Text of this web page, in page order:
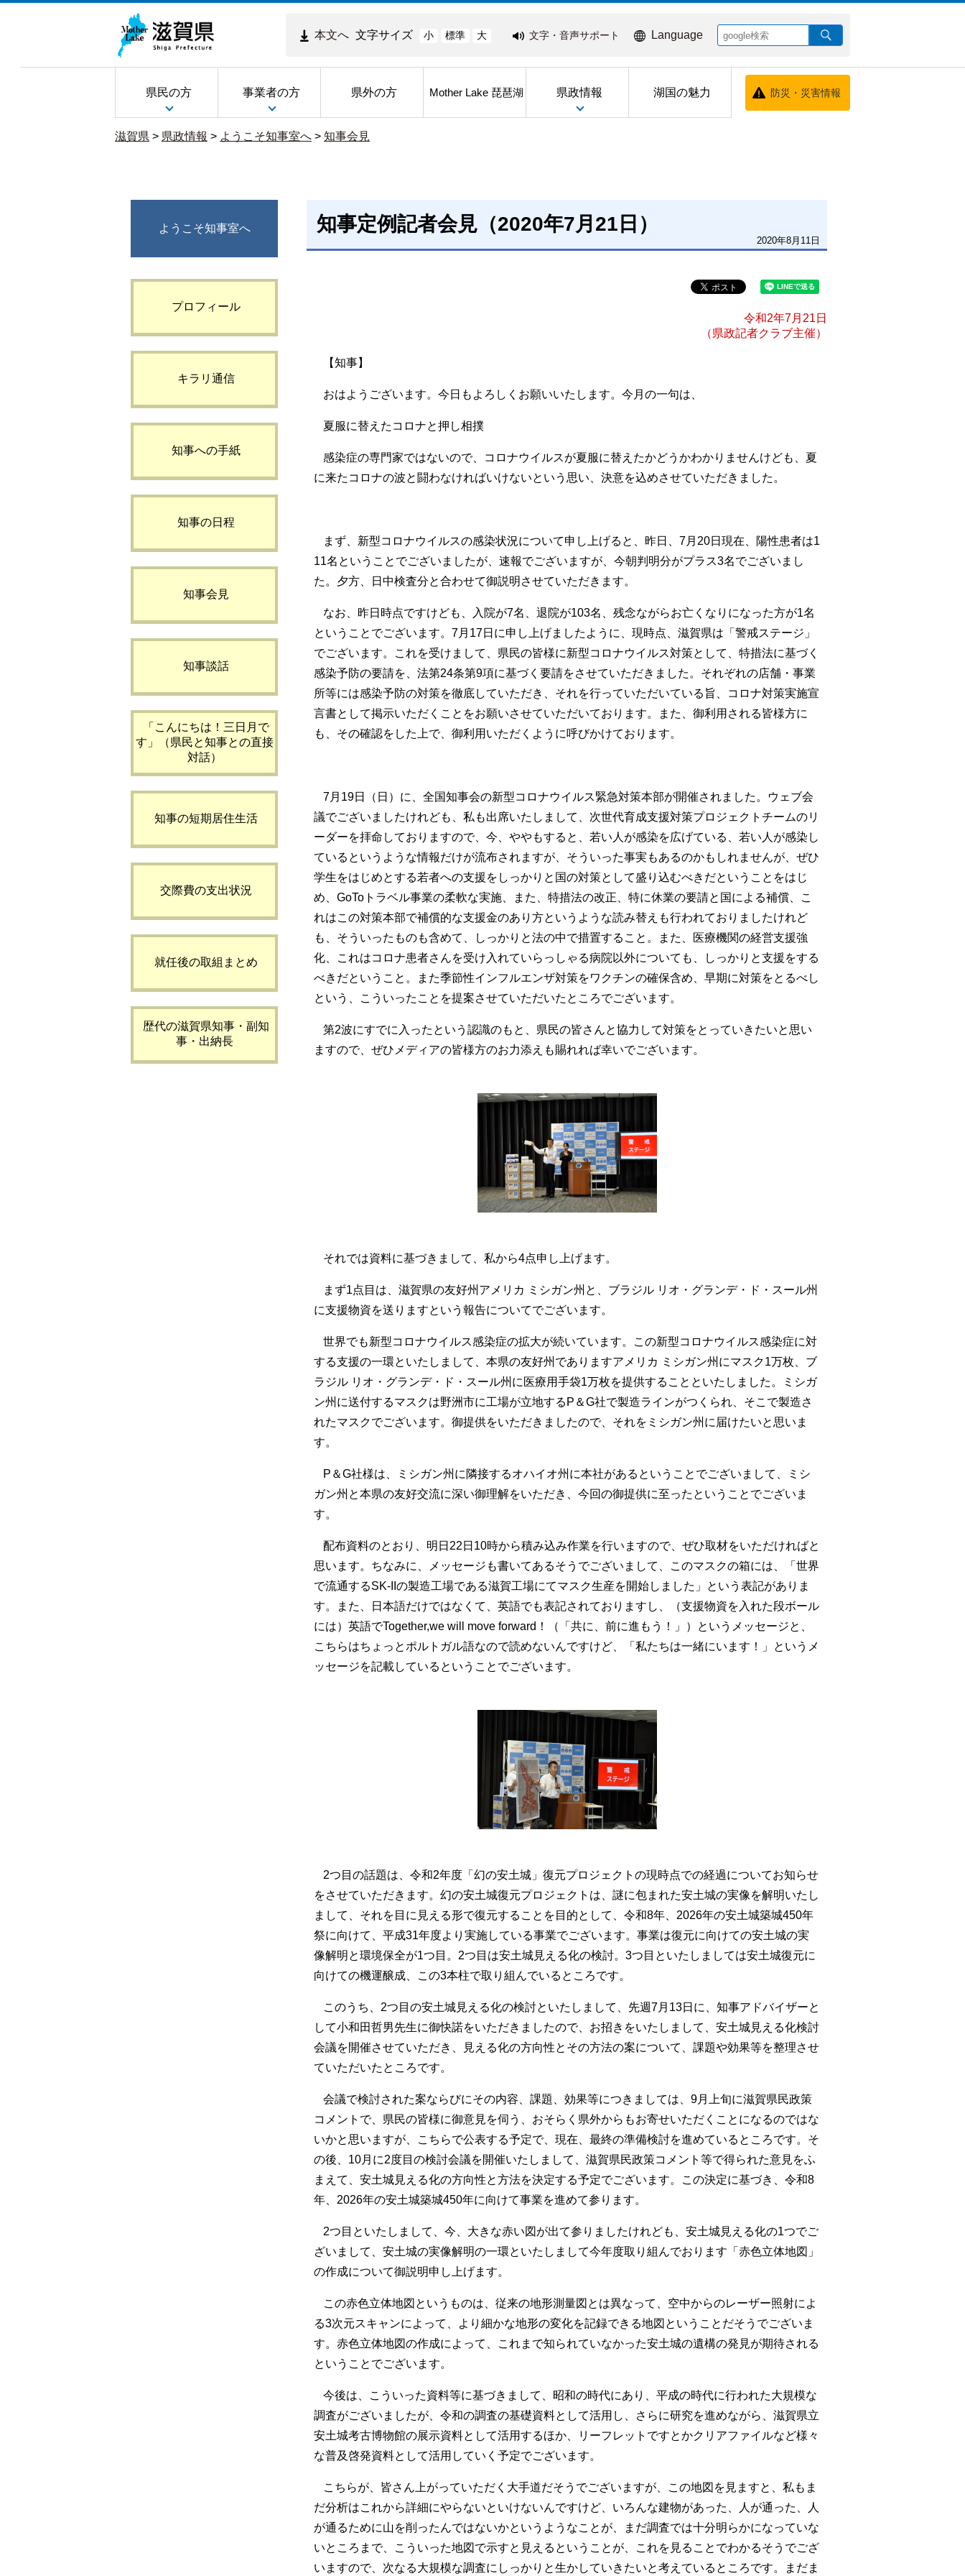
本文へ 文字サイズ 小 標準 大 文字・音声サポート Language
県民の方 事業者の方 県外の方 Mother Lake 琵琶湖 県政情報 湖国の魅力 防災・災害情報
滋賀県 > 県政情報 > ようこそ知事室へ > 知事会見
ようこそ知事室へ
プロフィール
キラリ通信
知事への手紙
知事の日程
知事会見
知事談話
「こんにちは！三日月で
す」（県民と知事との直接
対話）
知事の短期居住生活
交際費の支出状況
就任後の取組まとめ
歴代の滋賀県知事・副知
事・出納長
知事定例記者会見（2020年7月21日）
2020年8月11日
令和2年7月21日
（県政記者クラブ主催）
【知事】
おはようございます。今日もよろしくお願いいたします。今月の一句は、
夏服に替えたコロナと押し相撲
感染症の専門家ではないので、コロナウイルスが夏服に替えたかどうかわかりませんけども、夏
に来たコロナの波と闘わなければいけないという思い、決意を込めさせていただきました。
まず、新型コロナウイルスの感染状況について申し上げると、昨日、7月20日現在、陽性患者は1
11名ということでございましたが、速報でございますが、今朝判明分がプラス3名でございまし
た。夕方、日中検査分と合わせて御説明させていただきます。
なお、昨日時点ですけども、入院が7名、退院が103名、残念ながらお亡くなりになった方が1名
ということでございます。7月17日に申し上げましたように、現時点、滋賀県は「警戒ステージ」
でございます。これを受けまして、県民の皆様に新型コロナウイルス対策として、特措法に基づく
感染予防の要請を、法第24条第9項に基づく要請をさせていただきました。それぞれの店舗・事業
所等には感染予防の対策を徹底していただき、それを行っていただいている旨、コロナ対策実施宣
言書として掲示いただくことをお願いさせていただいております。また、御利用される皆様方に
も、その確認をした上で、御利用いただくように呼びかけております。
7月19日（日）に、全国知事会の新型コロナウイルス緊急対策本部が開催されました。ウェブ会
議でございましたけれども、私も出席いたしまして、次世代育成支援対策プロジェクトチームのリ
ーダーを拝命しておりますので、今、ややもすると、若い人が感染を広げている、若い人が感染し
ているというような情報だけが流布されますが、そういった事実もあるのかもしれませんが、ぜひ
学生をはじめとする若者への支援をしっかりと国の対策として盛り込むべきだということをはじ
め、GoToトラベル事業の柔軟な実施、また、特措法の改正、特に休業の要請と国による補償、こ
れはこの対策本部で補償的な支援金のあり方というような読み替えも行われておりましたけれど
も、そういったものも含めて、しっかりと法の中で措置すること。また、医療機関の経営支援強
化、これはコロナ患者さんを受け入れていらっしゃる病院以外についても、しっかりと支援をする
べきだということ。また季節性インフルエンザ対策をワクチンの確保含め、早期に対策をとるべし
という、こういったことを提案させていただいたところでございます。
第2波にすでに入ったという認識のもと、県民の皆さんと協力して対策をとっていきたいと思い
ますので、ぜひメディアの皆様方のお力添えも賜れれば幸いでございます。
それでは資料に基づきまして、私から4点申し上げます。
まず1点目は、滋賀県の友好州アメリカ ミシガン州と、ブラジル リオ・グランデ・ド・スール州
に支援物資を送りますという報告についてでございます。
世界でも新型コロナウイルス感染症の拡大が続いています。この新型コロナウイルス感染症に対
する支援の一環といたしまして、本県の友好州でありますアメリカ ミシガン州にマスク1万枚、ブ
ラジル リオ・グランデ・ド・スール州に医療用手袋1万枚を提供することといたしました。ミシガ
ン州に送付するマスクは野洲市に工場が立地するP＆G社で製造ラインがつくられ、そこで製造さ
れたマスクでございます。御提供をいただきましたので、それをミシガン州に届けたいと思いま
す。
P＆G社様は、ミシガン州に隣接するオハイオ州に本社があるということでございまして、ミシ
ガン州と本県の友好交流に深い御理解をいただき、今回の御提供に至ったということでございま
す。
配布資料のとおり、明日22日10時から積み込み作業を行いますので、ぜひ取材をいただければと
思います。ちなみに、メッセージも書いてあるそうでございまして、このマスクの箱には、「世界
で流通するSK-IIの製造工場である滋賀工場にてマスク生産を開始しました」という表記がありま
す。また、日本語だけではなくて、英語でも表記されておりますし、（支援物資を入れた段ボール
には）英語でTogether,we will move forward！（「共に、前に進もう！」）というメッセージと、
こちらはちょっとポルトガル語なので読めないんですけど、「私たちは一緒にいます！」というメ
ッセージを記載しているということでございます。
2つ目の話題は、令和2年度「幻の安土城」復元プロジェクトの現時点での経過についてお知らせ
をさせていただきます。幻の安土城復元プロジェクトは、謎に包まれた安土城の実像を解明いたし
まして、それを目に見える形で復元することを目的として、令和8年、2026年の安土城築城450年
祭に向けて、平成31年度より実施している事業でございます。事業は復元に向けての安土城の実
像解明と環境保全が1つ目。2つ目は安土城見える化の検討。3つ目といたしましては安土城復元に
向けての機運醸成、この3本柱で取り組んでいるところです。
このうち、2つ目の安土城見える化の検討といたしまして、先週7月13日に、知事アドバイザーと
して小和田哲男先生に御快諾をいただきましたので、お招きをいたしまして、安土城見える化検討
会議を開催させていただき、見える化の方向性とその方法の案について、課題や効果等を整理させ
ていただいたところです。
会議で検討された案ならびにその内容、課題、効果等につきましては、9月上旬に滋賀県民政策
コメントで、県民の皆様に御意見を伺う、おそらく県外からもお寄せいただくことになるのではな
いかと思いますが、こちらで公表する予定で、現在、最終の準備検討を進めているところです。そ
の後、10月に2度目の検討会議を開催いたしまして、滋賀県民政策コメント等で得られた意見をふ
まえて、安土城見える化の方向性と方法を決定する予定でございます。この決定に基づき、令和8
年、2026年の安土城築城450年に向けて事業を進めて参ります。
2つ目といたしまして、今、大きな赤い図が出て参りましたけれども、安土城見える化の1つでご
ざいまして、安土城の実像解明の一環といたしまして今年度取り組んでおります「赤色立体地図」
の作成について御説明申し上げます。
この赤色立体地図というものは、従来の地形測量図とは異なって、空中からのレーザー照射によ
る3次元スキャンによって、より細かな地形の変化を記録できる地図ということだそうでございま
す。赤色立体地図の作成によって、これまで知られていなかった安土城の遺構の発見が期待される
ということでございます。
今後は、こういった資料等に基づきまして、昭和の時代にあり、平成の時代に行われた大規模な
調査がございましたが、令和の調査の基礎資料として活用し、さらに研究を進めながら、滋賀県立
安土城考古博物館の展示資料として活用するほか、リーフレットですとかクリアファイルなど様々
な普及啓発資料として活用していく予定でございます。
こちらが、皆さん上がっていただく大手道だそうでございますが、この地図を見ますと、私もま
だ分析はこれから詳細にやらないといけないんですけど、いろんな建物があった、人が通った、人
が通るために山を削ったんではないかというようなことが、まだ調査では十分明らかになっていな
いところまで、こういった地図で示すと見えるということが、これを見ることでわかるそうでござ
いますので、次なる大規模な調査にしっかりと生かしていきたいと考えているところです。まだま